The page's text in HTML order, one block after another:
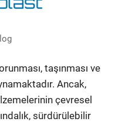
taşınması ve
Ancak,
çevresel
sürdürülebilir